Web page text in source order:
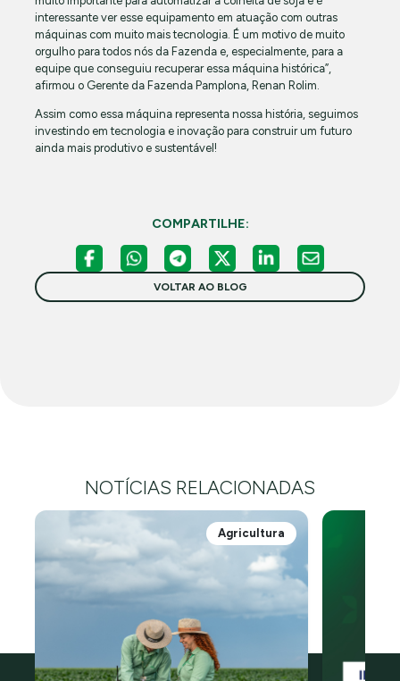
interessante ver esse equipamento em atuação com outras
máquinas com muito mais tecnologia. É um motivo de muito
orgulho para todos nós da Fazenda e, especialmente, para a
equipe que conseguiu recuperar essa máquina histórica”,
afirmou o Gerente da Fazenda Pamplona, Renan Rolim.
Assim como essa máquina representa nossa história, seguimos
investindo em tecnologia e inovação para construir um futuro
ainda mais produtivo e sustentável!
COMPARTILHE:
VOLTAR AO BLOG
NOTÍCIAS RELACIONADAS
Agricultura